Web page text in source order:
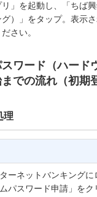
」を起動し、「ちば
）」をタップ。表示
さい。
スワード（ハード
での流れ（初期
理
ーネットバンキング
パスワード申請」をク